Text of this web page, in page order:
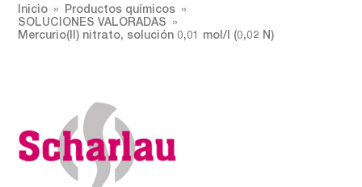
Inicio
Productos químicos
SOLUCIONES VALORADAS
Mercurio(II) nitrato, solución 0,01 mol/l (0,02 N)